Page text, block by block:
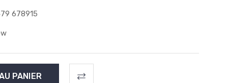
678915